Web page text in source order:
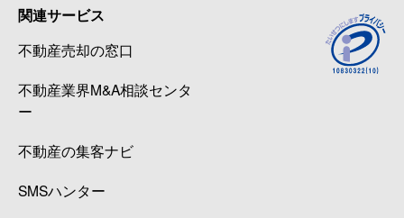
関連サービス
不動産売却の窓口
不動産業界M&A相談センタ
ー
不動産の集客ナビ
SMSハンター